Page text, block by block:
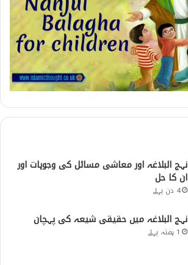
نہج البلاغہ اور معاشی مسائل کی وجوہات اور
ان کا حل
4 دن پہلے
نہج البلاغہ میں حقیقی شیعہ کی پہچان
1 ہفتہ پہلے